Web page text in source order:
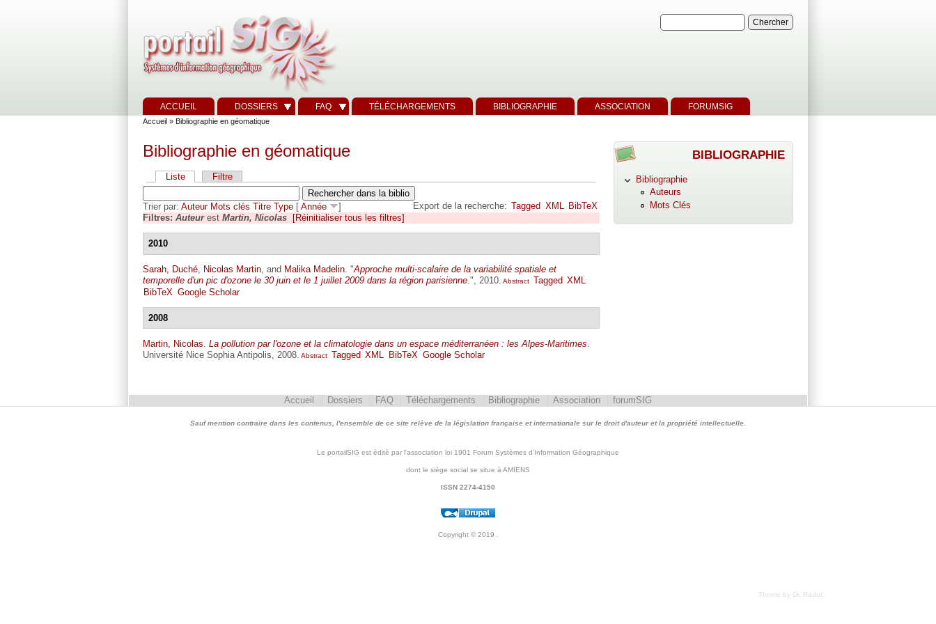
ACCUEIL DOSSIERS FAQ TÉLÉCHARGEMENTS BIBLIOGRAPHIE ASSOCIATION FORUMSIG
Accueil » Bibliographie en géomatique
Bibliographie en géomatique
Liste Filtre
Export de la recherche: Tagged XML BibTeX
Trier par: Auteur Mots clés Titre Type [ Année
]
Filtres: Auteurest Martin, Nicolas [Réinitialiser tous les filtres]
2010
Sarah, Duché Nicolas Martin , and Malika Madelin "Approche multi-scalaire de la variabilité spatiale et
temporelle d'un pic d'ozone le 30 juin et le 1 juillet 2009 dans la région parisienne .", 2010. Abstract Tagged XML
BibTeX Google Scholar
2008
Martin, Nicolas La pollution par l'ozone et la climatologie dans un espace méditerranéen : les Alpes-Maritimes
Université Nice Sophia Antipolis, 2008. Abstract Tagged XML BibTeX Google Scholar
BIBLIOGRAPHIE
Bibliographie
Auteurs
Mots Clés
Accueil Dossiers FAQ Téléchargements Bibliographie Association forumSIG
Sauf mention contraire dans les contenus, l'ensemble de ce site relève de la législation française et internationale sur le droit d'auteur et la propriété intellectuelle.
Le portailSIG est édité par l'association loi 1901 Forum Systèmes d'Information Géographique
dont le siège social se situe à AMIENS
ISSN 2274-4150
Copyright © 2019
Theme by Dr. Radut